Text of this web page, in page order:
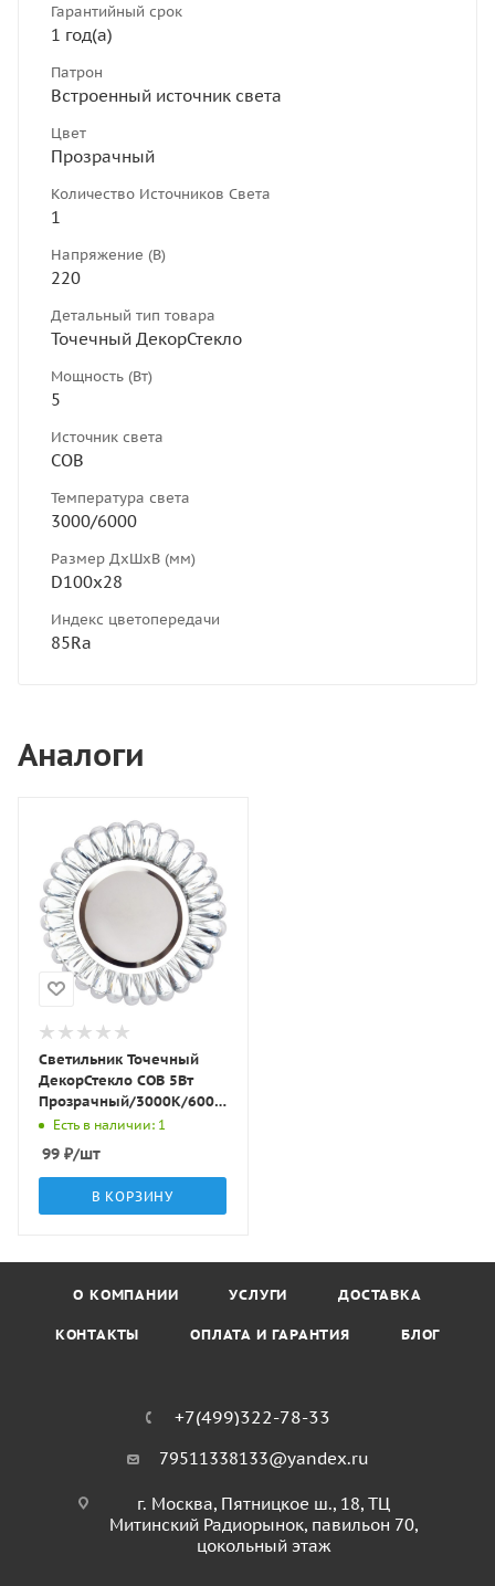
Гарантийный срок
1 год(а)
Патрон
Встроенный источник света
Цвет
Прозрачный
Количество Источников Света
1
Напряжение (В)
220
Детальный тип товара
Точечный ДекорСтекло
Мощность (Вт)
5
Источник света
COB
Температура света
3000/6000
Размер ДхШхВ (мм)
D100х28
Индекс цветопередачи
85Ra
Аналоги
Светильник Точечный
ДекорСтекло COB 5Вт
Прозрачный/3000К/6000К
D100х25мм IP20 K1612L
Есть в наличии: 1
99 ₽/шт
В КОРЗИНУ
О КОМПАНИИ УСЛУГИ ДОСТАВКА
КОНТАКТЫ ОПЛАТА И ГАРАНТИЯ БЛОГ
+7(499)322-78-33
79511338133@yandex.ru
г. Москва, Пятницкое ш., 18, ТЦ
Митинский Радиорынок, павильон 70,
цокольный этаж